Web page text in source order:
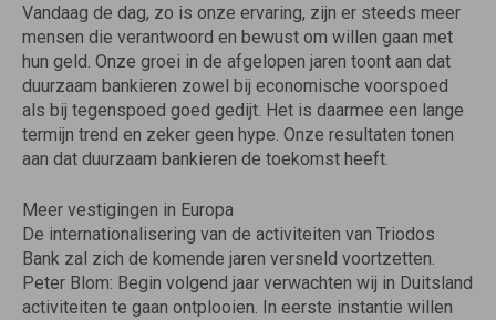
Vandaag de dag, zo is onze ervaring, zijn er steeds meer
mensen die verantwoord en bewust om willen gaan met
hun geld. Onze groei in de afgelopen jaren toont aan dat
duurzaam bankieren zowel bij economische voorspoed
als bij tegenspoed goed gedijt. Het is daarmee een lange
termijn trend en zeker geen hype. Onze resultaten tonen
aan dat duurzaam bankieren de toekomst heeft.
Meer vestigingen in Europa
De internationalisering van de activiteiten van Triodos
Bank zal zich de komende jaren versneld voortzetten.
Peter Blom: Begin volgend jaar verwachten wij in Duitsland
activiteiten te gaan ontplooien. In eerste instantie willen